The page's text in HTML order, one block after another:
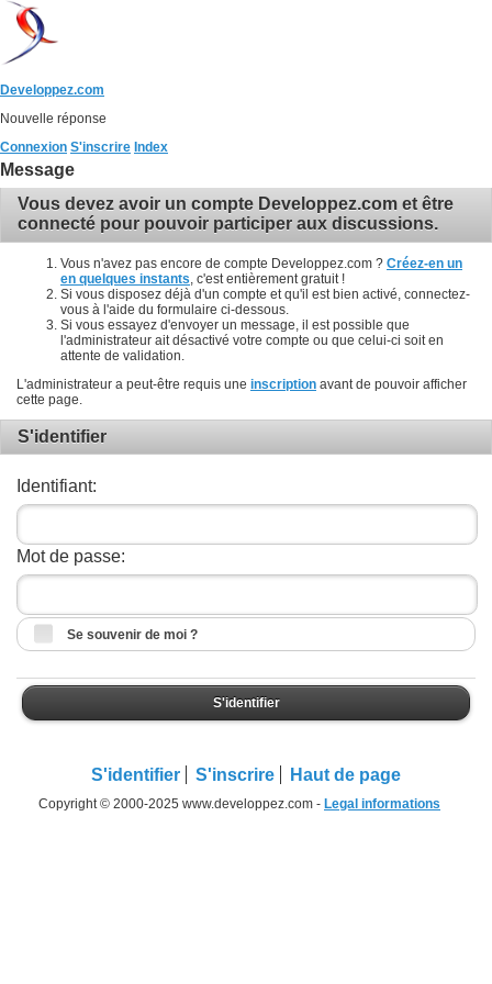
Developpez.com
Nouvelle réponse
Connexion S'inscrire Index
Message
Vous devez avoir un compte Developpez.com et être
connecté pour pouvoir participer aux discussions.
Vous n'avez pas encore de compte Developpez.com ? Créez-en un
en quelques instants , c'est entièrement gratuit !
Si vous disposez déjà d'un compte et qu'il est bien activé, connectez-
vous à l'aide du formulaire ci-dessous.
Si vous essayez d'envoyer un message, il est possible que
l'administrateur ait désactivé votre compte ou que celui-ci soit en
attente de validation.
L'administrateur a peut-être requis une inscription avant de pouvoir afficher
cette page.
S'identifier
Identifiant:
Mot de passe:
Se souvenir de moi ?
S'identifier
S'identifier S'inscrire Haut de page
Copyright © 2000-2025 www.developpez.com - Legal informations